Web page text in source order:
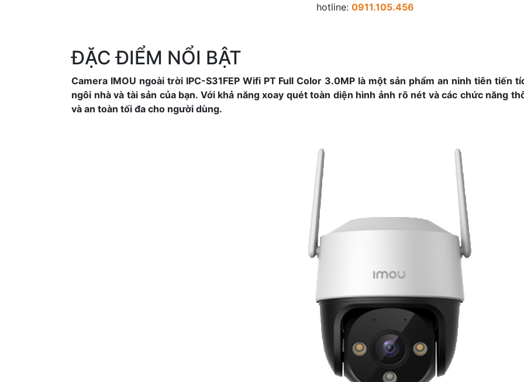
hotline:0911.105.456
ĐẶC ĐIỂM NỔI BẬT
Camera IMOU ngoài trời IPC-S31FEP Wifi PT Full Color 3.0MP là một sản phẩm an ninh tiên tiến
ngôi nhà và tài sản của bạn. Với khả năng xoay quét toàn diện hình ảnh rõ nét và các chức năng
và an toàn tối đa cho người dùng.